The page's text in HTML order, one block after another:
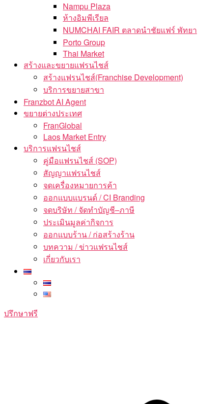
Nampu Plaza
ห้างอิมพีเรียล
NUMCHAI FAIR ตลาดนำชัยแฟร์ พัทยา
Porto Group
Thai Market
สร้างและขยายแฟรนไชส์
สร้างแฟรนไชส์(Franchise Development)
บริการขยายสาขา
Franzbot AI Agent
ขยายต่างประเทศ
FranGlobal
Laos Market Entry
บริการแฟรนไชส์
คู่มือแฟรนไชส์ (SOP)
สัญญาแฟรนไชส์
จดเครื่องหมายการค้า
ออกแบบแบรนด์ / CI Branding
จดบริษัท / จัดทำบัญชี–ภาษี
ประเมินมูลค่ากิจการ
ออกแบบร้าน / ก่อสร้างร้าน
บทความ / ข่าวแฟรนไชส์
เกี่ยวกับเรา
ปรึกษาฟรี